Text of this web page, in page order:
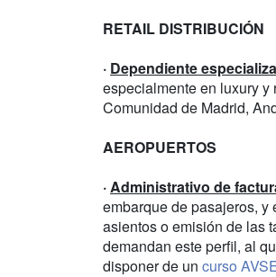
RETAIL DISTRIBUCIÓN
· Dependiente
especialmente en luxury
Comunidad de Madrid,
AEROPUERTOS
· Administrativo de
embarque de pasajeros,
asientos o emisión de las
demandan este perfil, al
disponer de un curso